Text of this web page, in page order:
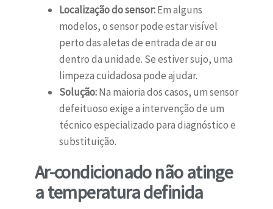
Localização do sensor:Em alguns
modelos, o sensor pode estar visível
perto das aletas de entrada de ar ou
dentro da unidade. Se estiver sujo, uma
limpeza cuidadosa pode ajudar.
Solução:Na maioria dos casos, um sensor
defeituoso exige a intervenção de um
técnico especializado para diagnóstico e
substituição.
Ar-condicionado não atinge
a temperatura definida